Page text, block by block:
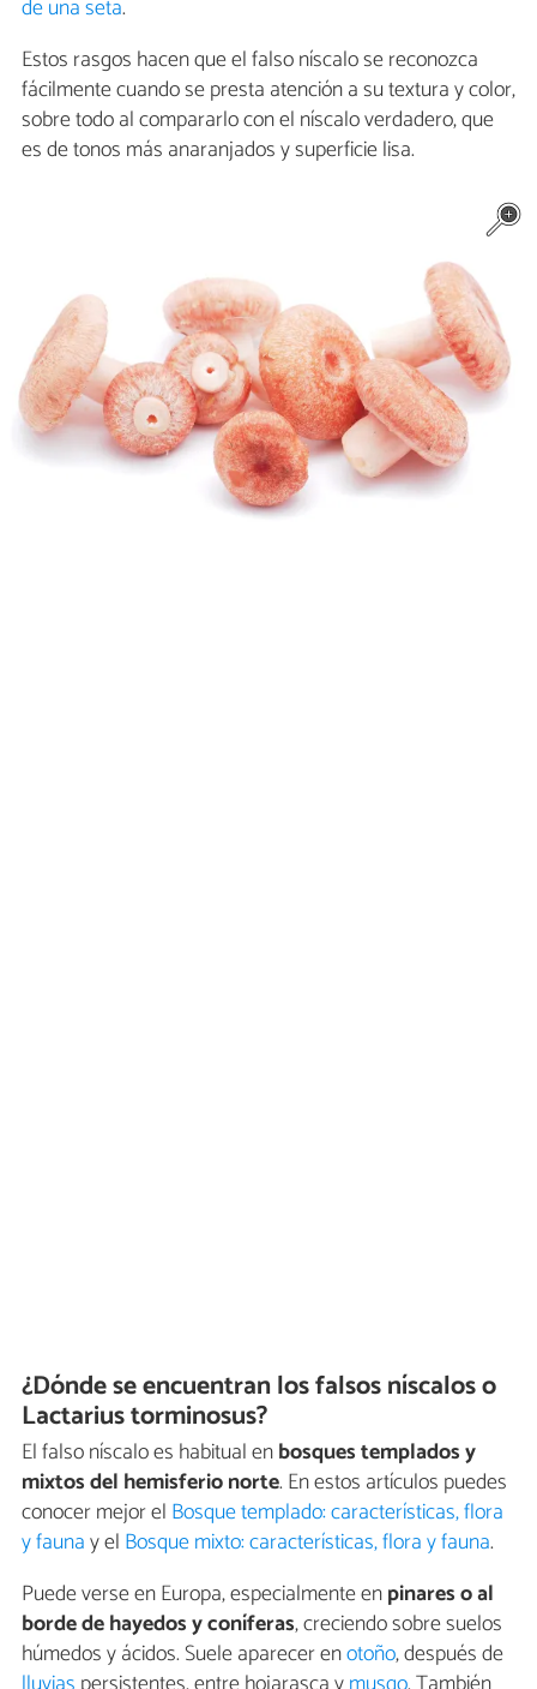
de una seta.
Estos rasgos hacen que el falso níscalo se reconozca
fácilmente cuando se presta atención a su textura y color,
sobre todo al compararlo con el níscalo verdadero, que
es de tonos más anaranjados y superficie lisa.
¿Dónde se encuentran los falsos níscalos o
Lactarius torminosus?
El falso níscalo es habitual enbosques templados y
mixtos del hemisferio norte. En estos artículos puedes
conocer mejor el Bosque templado: características, flora
y faunay el Bosque mixto: características, flora y fauna.
Puede verse en Europa, especialmente enpinares o al
borde de hayedos y coníferas, creciendo sobre suelos
húmedos y ácidos. Suele aparecer enotoño, después de